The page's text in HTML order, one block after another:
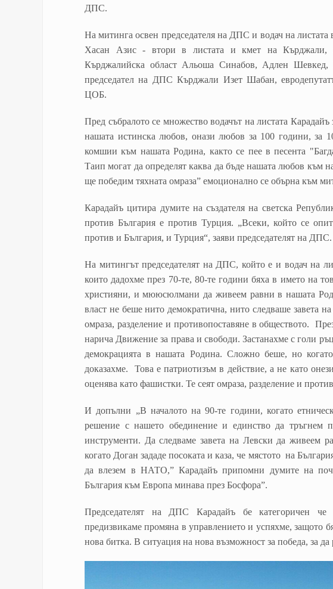
ДПС.
На митинга освен председателя на ДПС и водач на
Хасан Азис - втори в листата и кмет на Кърджали,
Кърджалийска област Альоша Синабов, Адлен
председател на ДПС Кърджали Изет Шабан,
ЦОБ.
Пред събралото се множество водачът на листата
нашата истинска любов, онази любов за 100 години, за
комшии към нашата Родина, както се пее в песента
Таип могат да определят каква да бъде нашата любов към
ще победим тяхната омраза” емоционално се обърна към
Карадайъ цитира думите на създателя на светска
против България е против Турция. „Всеки, който се
против и България, и Турция“, заяви председателят на ДПС.
На митингът председателят на ДПС, който е и водач на
които дадохме през 70-те, 80-те години бяха в името на
християни, и мююсюлмани да живеем равни в нашата
власт не беше нито демократична, нито следваше завета
омраза, разделение и противопоставяне в обществото.
нарича Движение за права и свободи. Застанахме с голи
демокрацията в нашата Родина. Сложно беше, но
доказахме. Това е патриотизъм в действие, а не като
оценява като фашистки. Те сеят омраза, разделение и
И допълни „В началото на 90-те години, когато
решение с нашето обединение и единство да тръгнем
инструменти. Да следваме завета на Левски да живеем
когато Доган зададе посоката и каза, че мястото на
да влезем в НАТО,” Карадайъ припомни думите на
България към Европа минава през Босфора”.
Председателят на ДПС Карадайъ бе категоричен че
предизвикаме промяна в управлението и успяхме, защото
нова битка. В ситуация на нова възможност за победа, за